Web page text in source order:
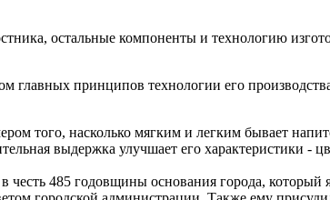
остальные компоненты и технологию
главных принципов технологии его
того, насколько мягким и легким бывает
выдержка улучшает его характеристики -
485 годовщины основания города, который